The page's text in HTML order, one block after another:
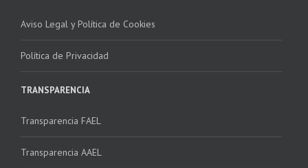
Aviso Legal y Política de Cookies
Política de Privacidad
TRANSPARENCIA
Transparencia FAEL
Transparencia AAEL